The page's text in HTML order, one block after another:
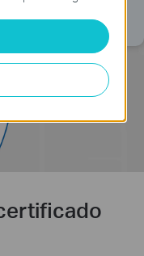
del salón está